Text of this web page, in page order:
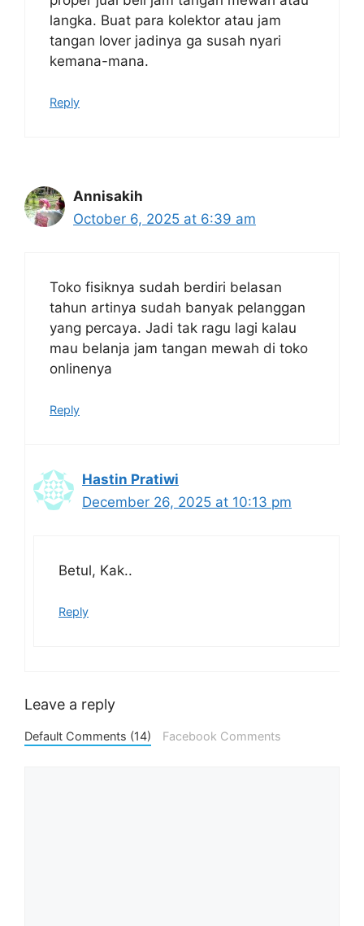
langka. Buat para kolektor atau jam
tangan lover jadinya ga susah nyari
kemana-mana.
Reply
Annisakih
October 6, 2025 at 6:39 am
Toko fisiknya sudah berdiri belasan
tahun artinya sudah banyak pelanggan
yang percaya. Jadi tak ragu lagi kalau
mau belanja jam tangan mewah di toko
onlinenya
Reply
Hastin Pratiwi
December 26, 2025 at 10:13 pm
Betul, Kak..
Reply
Leave a reply
Default Comments (14) Facebook Comments